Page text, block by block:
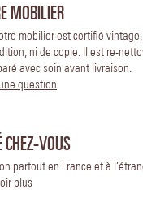
MOBILIER
mobilier est certifié
ni de copie. Il est re-
avec soin avant livraison.
question
CHEZ-VOUS
partout en France et à
plus